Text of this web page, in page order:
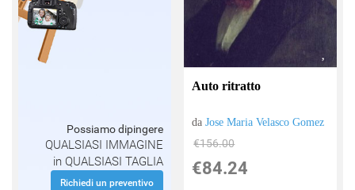
Possiamo dipingere
QUALSIASI IMMAGINE
in QUALSIASI TAGLIA
Richiedi un preventivo
Auto ritratto
daJose Maria Velasco Gomez
€156.00
€84.24